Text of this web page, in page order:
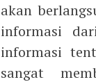
akan
informasi
informasi
sangat